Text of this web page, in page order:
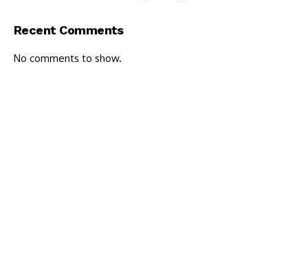
Recent Comments
No comments to show.